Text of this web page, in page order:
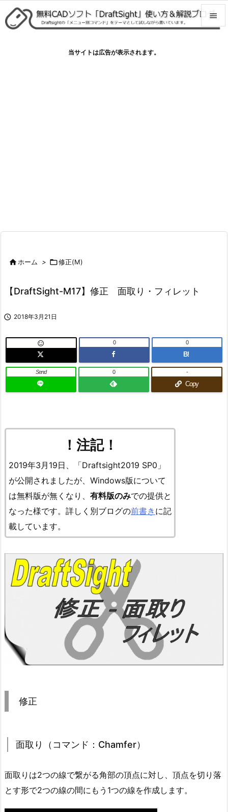

当サイトは広告が表示されます。
ホーム > 修正(M)
【DraftSight-M17】修正 面取り・フィレット
 2018年3月21日
 0
B!
0
Send 0
Copy
-
！注記！
2019年3月19日、「Draftsight2019 SP0」
が公開されましたが、Windows版について
は無料版が無くなり、 有料版のみでの提供と
なった様です。詳しく別ブログの前書き に記
載しています。
修正
面取り（コマンド：Chamfer）
面取りは2つの線で繋がる角部の頂点に対し、頂点を切り落
とす形で2つの線の間にもう1つの線を作成します。